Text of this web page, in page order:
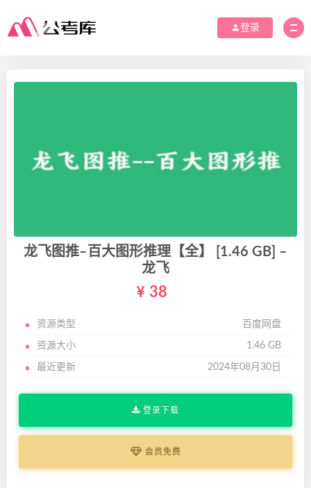
登录
龙飞图推–百大图形推理【全】 [1.46 GB] –
龙飞
38
资源类型 百度网盘
资源大小 1.46 GB
最近更新 2024年08月30日
登录下载
会员免费